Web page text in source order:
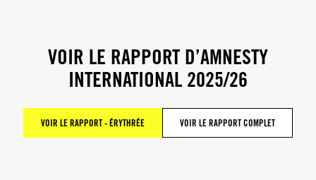
VOIR LE RAPPORT D’AMNESTY
INTERNATIONAL 2025/26
VOIR LE RAPPORT - ÉRYTHRÉE VOIR LE RAPPORT COMPLET